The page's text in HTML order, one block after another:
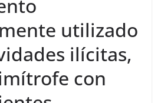
utilizado
ilícitas,
con